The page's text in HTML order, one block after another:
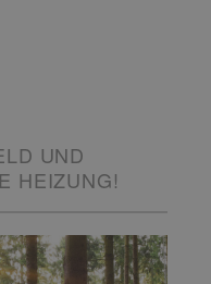
UND
HEIZUNG!